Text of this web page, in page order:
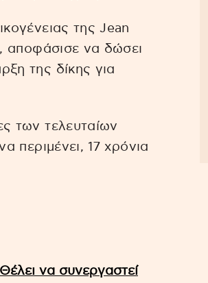
της Jean
αποφάσισε να δώσει
της δίκης για
των τελευταίων
περιμένει, 17 χρόνια
να συνεργαστεί